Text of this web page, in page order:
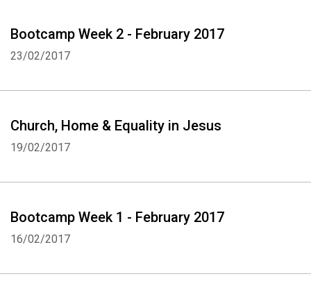
Bootcamp Week 2 - February 2017
23/02/2017
Church, Home & Equality in Jesus
19/02/2017
Bootcamp Week 1 - February 2017
16/02/2017
Whatsapp Facebook Twitter E-mail